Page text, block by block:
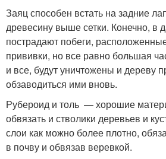
Заяц способен встать на задние
древесину выше сетки. Конечно, в
пострадают побеги,
прививки, но все равно большая
и все, будут уничтожены и дереву
обзаводиться ими вновь.
Рубероид и толь — хорошие
обвязать и стволики деревьев и
слои как можно более плотно,
в почву и обвязав веревкой.